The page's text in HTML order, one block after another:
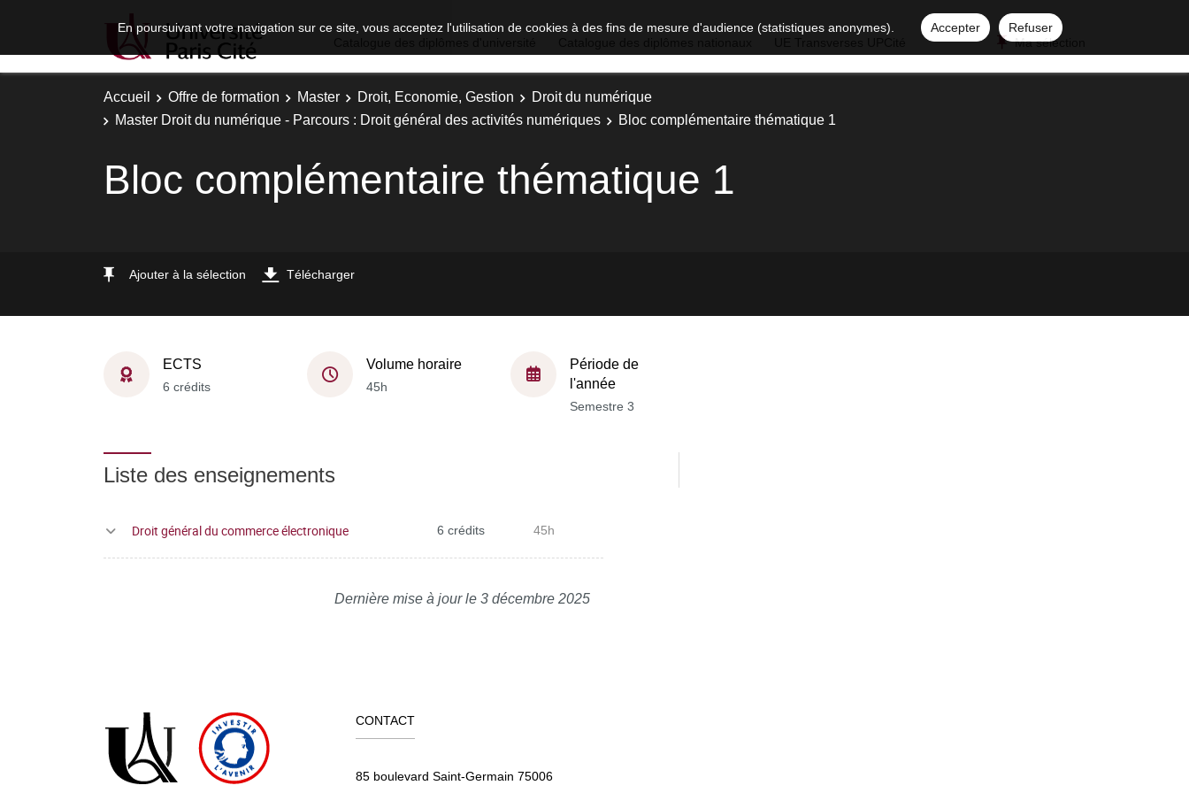
En poursuivant votre navigation sur ce site, vous acceptez l'utilisation de cookies à des fins de mesure d'audience (statistiques anonymes). Accepter
Refuser
Ma sélection
Accueil Offre de formation Master Droit, Economie, Gestion
Droit du numérique
Master Droit du numérique - Parcours : Droit général des activités numériques
Bloc complémentaire thématique 1
Bloc complémentaire thématique 1
Ajouter à la sélection Télécharger
ECTS
6 crédits
Volume horaire
45h
Période de
l'année
Semestre 3
Liste des enseignements
Droit général du commerce électronique 6 crédits 45h
Dernière mise à jour le 3 décembre 2025
CONTACT
85 boulevard Saint-Germain 75006